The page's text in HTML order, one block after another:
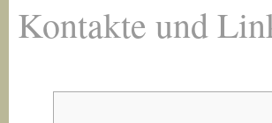
Kontakte und